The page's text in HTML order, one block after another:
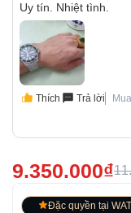
Uy tín. Nhiệt tình.
Thích Trả lời
9.350.000₫
Đặc quyền tại